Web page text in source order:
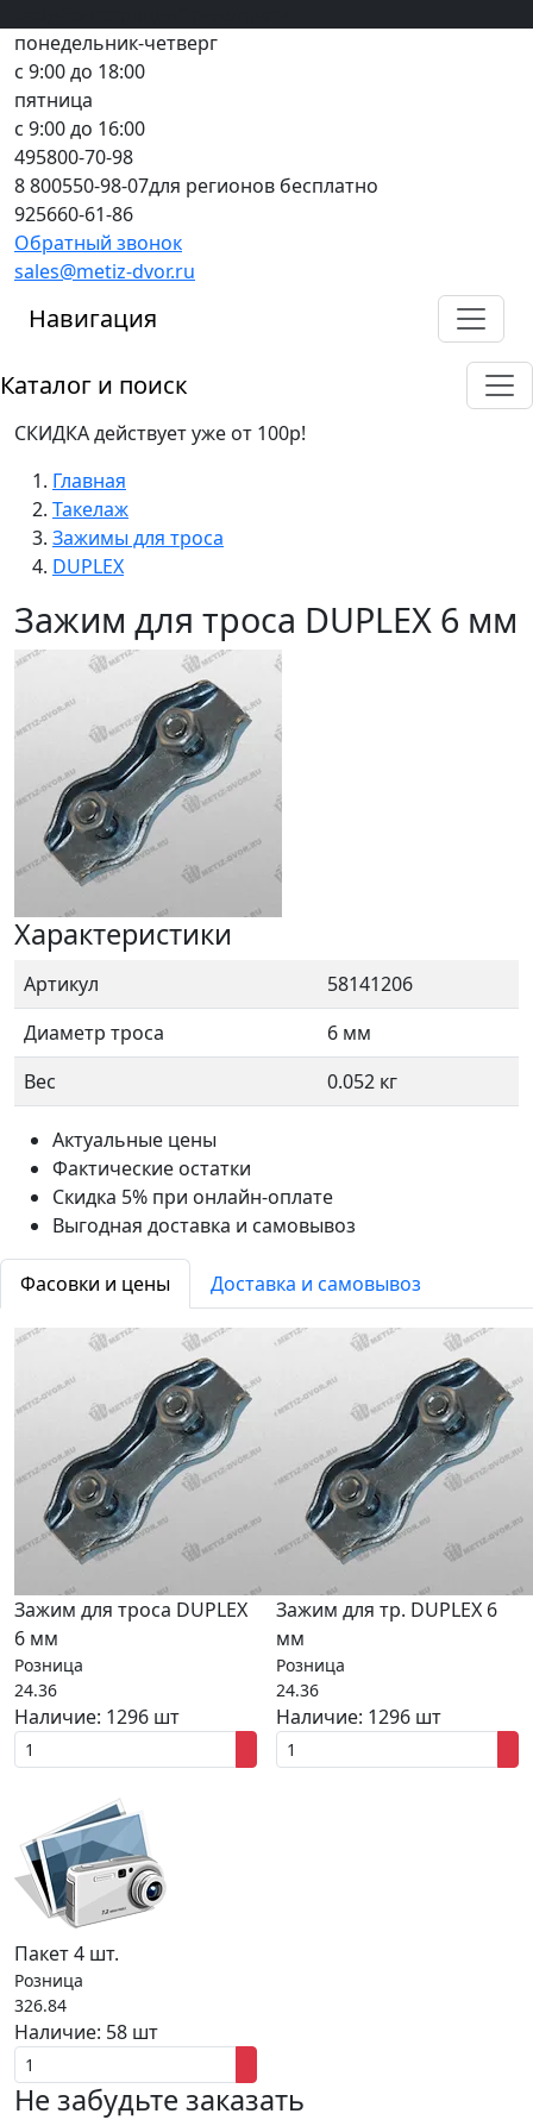
понедельник-четверг
с 9:00 до 18:00
пятница
с 9:00 до 16:00
495800-70-98
8 800550-98-07для регионов бесплатно
925660-61-86
Обратный звонок
sales@metiz-dvor.ru
Навигация
Каталог и поиск
СКИДКА действует уже от 100р!
Главная
Такелаж
Зажимы для троса
DUPLEX
Зажим для троса DUPLEX 6 мм
Характеристики
Артикул
58141206
Диаметр троса
6 мм
Вес
0.052 кг
Актуальные цены
Фактические остатки
Скидка 5% при онлайн-оплате
Выгодная доставка и самовывоз
Фасовки и цены Доставка и самовывоз
Зажим для троса DUPLEX
6 мм
Розница
24.36
Наличие: 1296 шт
Зажим для тр. DUPLEX 6
мм
Розница
24.36
Наличие: 1296 шт
Пакет 4 шт.
Розница
326.84
Наличие: 58 шт
Не забудьте заказать